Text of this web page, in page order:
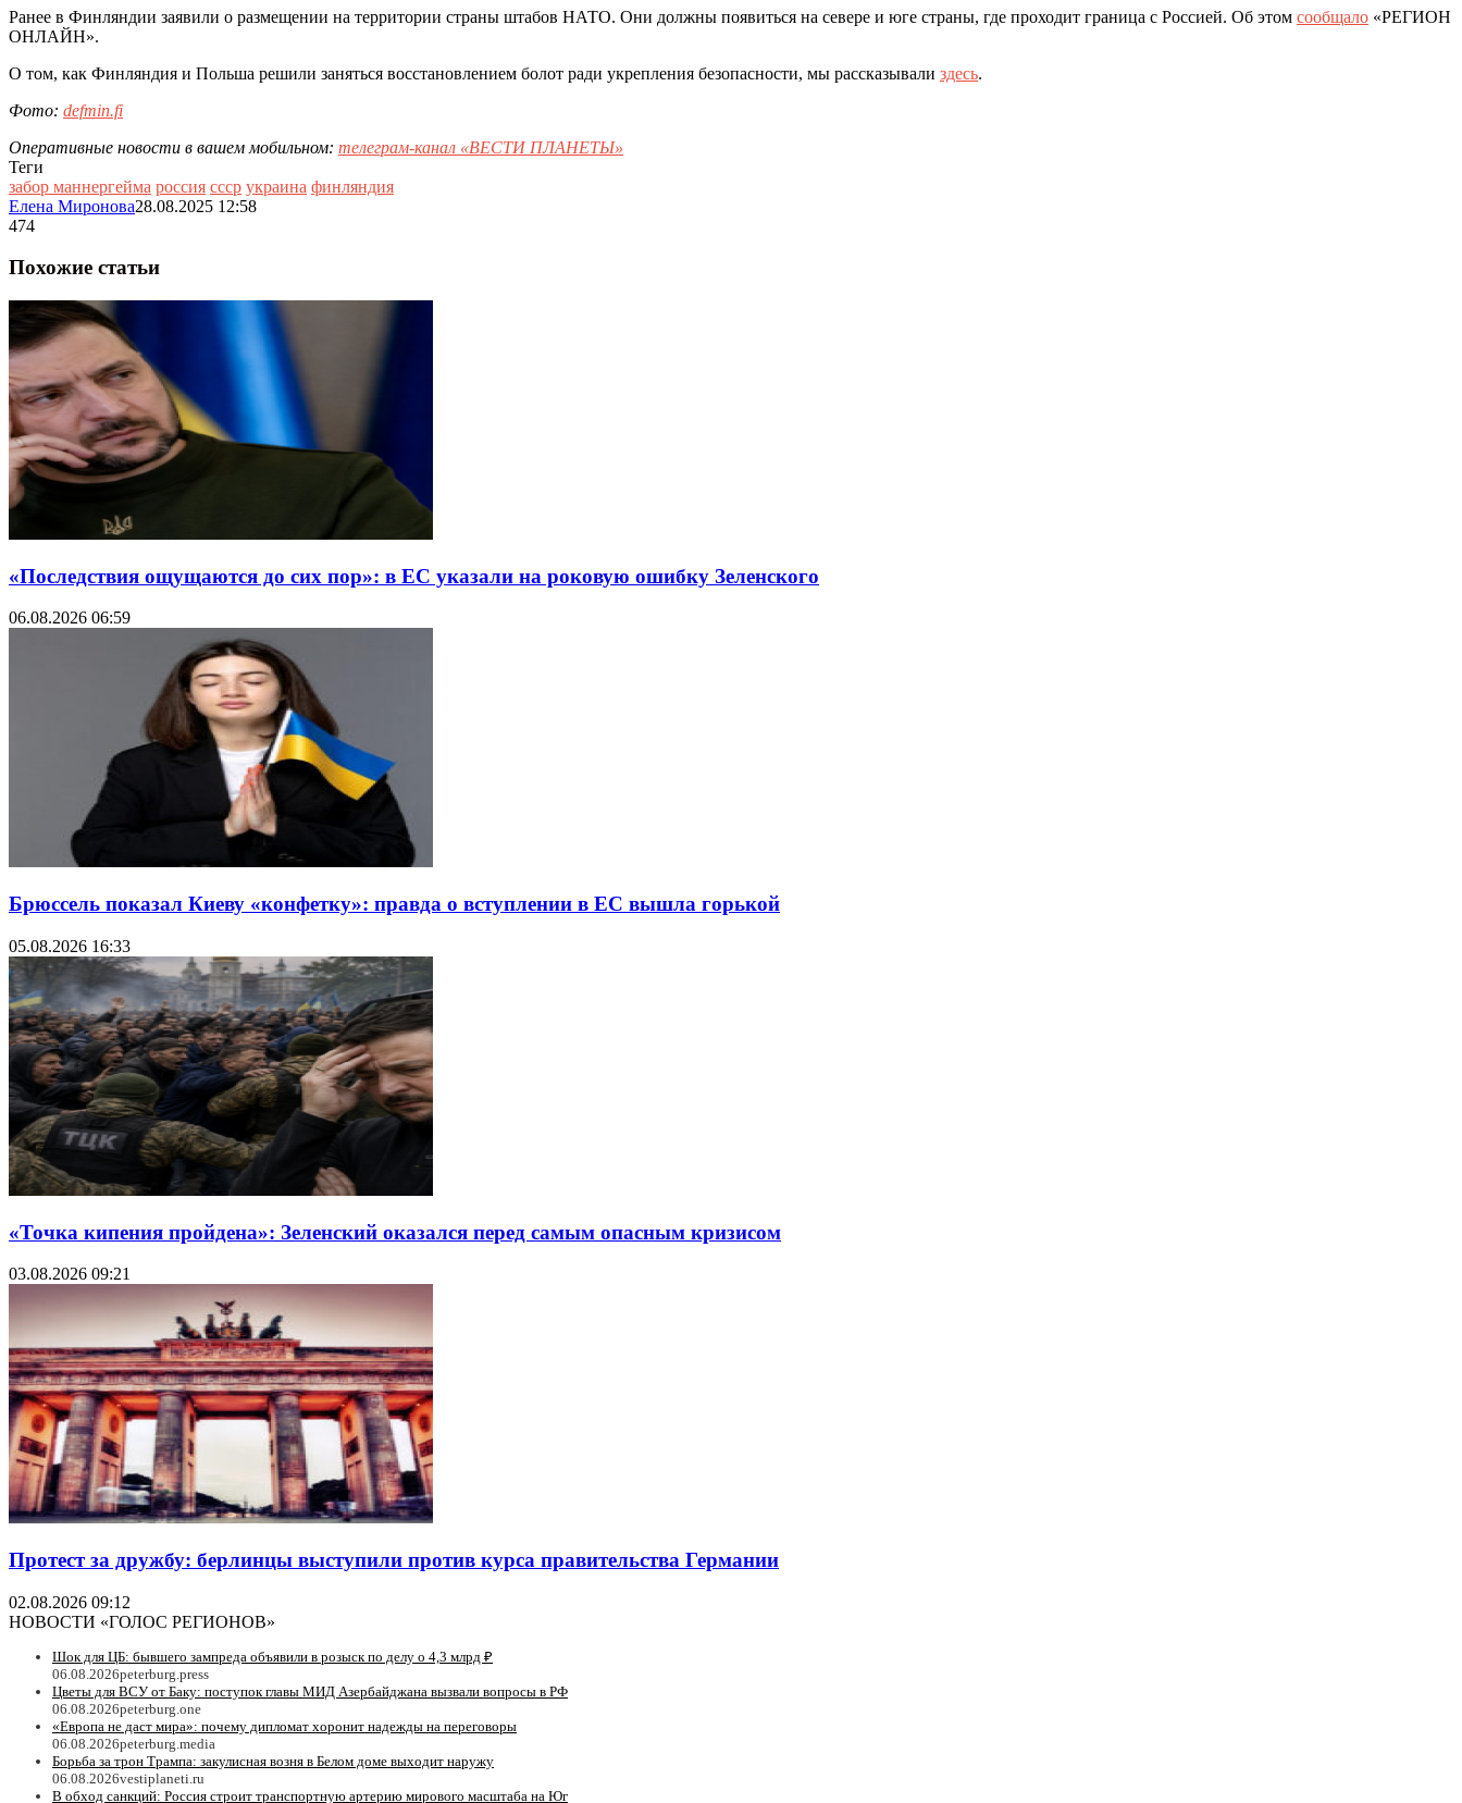
Ранее в Финляндии заявили о размещении на территории страны штабов НАТО. Они должны появиться на севере и юге страны, где проходит граница с Россией. Об этом сообщало «РЕГИОН
ОНЛАЙН».
О том, как Финляндия и Польша решили заняться восстановлением болот ради укрепления безопасности, мы рассказывали здесь.
Фото: defmin.fi
Оперативные новости в вашем мобильном: телеграм-канал «ВЕСТИ ПЛАНЕТЫ»
Теги
забор маннергейма россия ссср украина финляндия
Елена Миронова28.08.2025 12:58
474
Похожие статьи
«Последствия ощущаются до сих пор»: в ЕС указали на роковую ошибку Зеленского
06.08.2026 06:59
Брюссель показал Киеву «конфетку»: правда о вступлении в ЕС вышла горькой
05.08.2026 16:33
«Точка кипения пройдена»: Зеленский оказался перед самым опасным кризисом
03.08.2026 09:21
Протест за дружбу: берлинцы выступили против курса правительства Германии
02.08.2026 09:12
НОВОСТИ «ГОЛОС РЕГИОНОВ»
Шок для ЦБ: бывшего зампреда объявили в розыск по делу о 4,3 млрд ₽
06.08.2026peterburg.press
Цветы для ВСУ от Баку: поступок главы МИД Азербайджана вызвали вопросы в РФ
06.08.2026peterburg.one
«Европа не даст мира»: почему дипломат хоронит надежды на переговоры
06.08.2026peterburg.media
Борьба за трон Трампа: закулисная возня в Белом доме выходит наружу
06.08.2026vestiplaneti.ru
В обход санкций: Россия строит транспортную артерию мирового масштаба на Юг